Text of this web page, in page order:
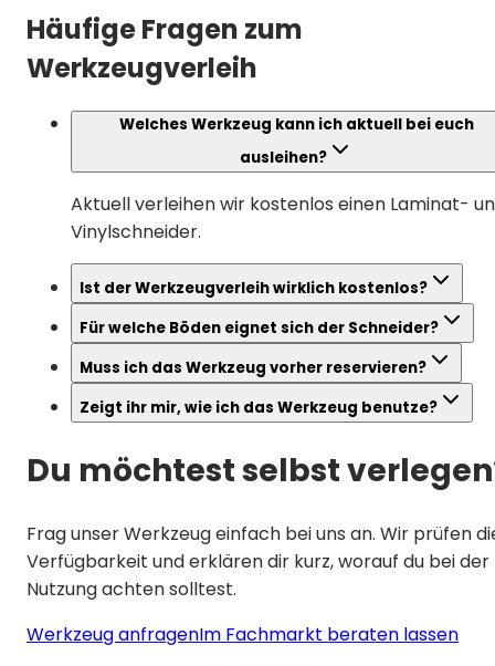
Häufige Fragen zum
Werkzeugverleih
Welches Werkzeug kann ich aktuell bei euch
ausleihen?
Aktuell verleihen wir kostenlos einen Laminat-
Vinylschneider.
Ist der Werkzeugverleih wirklich kostenlos?
Für welche Böden eignet sich der Schneider?
Muss ich das Werkzeug vorher reservieren?
Zeigt ihr mir, wie ich das Werkzeug benutze?
Du möchtest selbst
Frag unser Werkzeug einfach bei uns an. Wir prüfen
Verfügbarkeit und erklären dir kurz, worauf du bei der
Nutzung achten solltest.
Werkzeug anfragenIm Fachmarkt beraten lassen